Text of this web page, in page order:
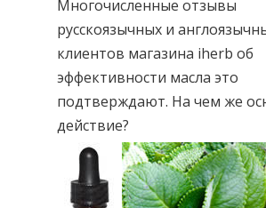
Многочисленные отзывы
русскоязычных и
клиентов магазина iherb об
эффективности масла это
подтверждают. На чем же
действие?